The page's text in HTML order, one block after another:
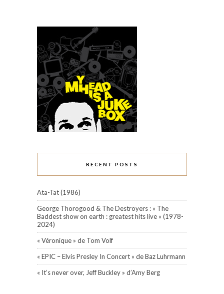
RECENT POSTS
Ata-Tat (1986)
George Thorogood & The Destroyers : « The
Baddest show on earth : greatest hits live » (1978-
2024)
« Véronique » de Tom Volf
« EPIC – Elvis Presley In Concert » de Baz Luhrmann
« It’s never over, Jeff Buckley » d’Amy Berg